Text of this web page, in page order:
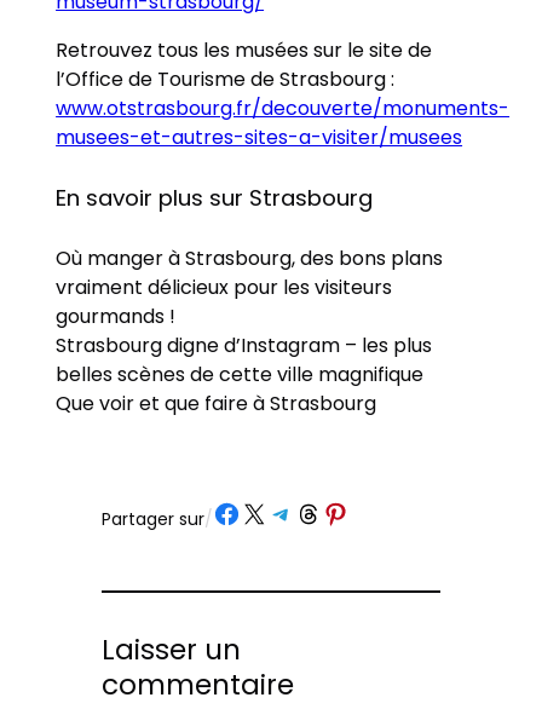
Retrouvez tous les musées sur le site de
l’Office de Tourisme de Strasbourg :
www.otstrasbourg.fr/decouverte/monuments-
musees-et-autres-sites-a-visiter/musees
En savoir plus sur Strasbourg
Où manger à Strasbourg, des bons plans
vraiment délicieux pour les visiteurs
gourmands !
Strasbourg digne d’Instagram – les plus
belles scènes de cette ville magnifique
Que voir et que faire à Strasbourg
Partager sur/ Partager sur Facebook
Partager sur X Partager sur Telegram
Partager sur Threads
Partager sur Pinterest
Laisser un
commentaire